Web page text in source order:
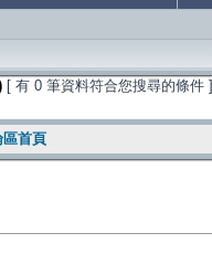
[ 有 0 筆資料符合您搜尋的條件 ]
區首頁